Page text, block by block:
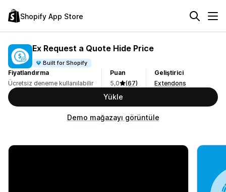
Shopify App Store
Ex Request a Quote Hide Price
Built for Shopify
Fiyatlandırma
Ücretsiz deneme kullanılabilir
Puan
5,0
(67)
Geliştirici
Extendons
Yükle
Demo mağazayı görüntüle